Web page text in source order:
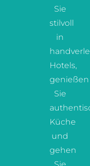
Sie
stilvoll
in
Hotels,
genießen
Sie
Küche
und
gehen